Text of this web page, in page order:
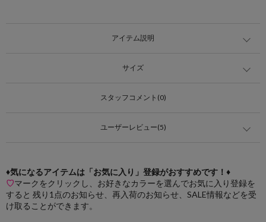
アイテム説明
サイズ
スタッフコメント(0)
ユーザーレビュー(5)
♦気になるアイテムは「お気に入り」登録がおすすめです！♦
♡マークをクリックし、お好きなカラーを選んでお気に入り登録を
すると 残り1点のお知らせ、再入荷のお知らせ、SALE情報などを受
け取ることができます。